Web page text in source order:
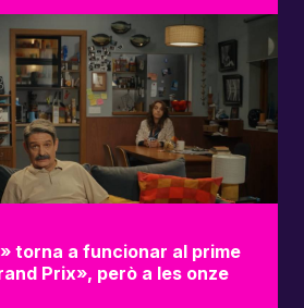
torna a funcionar al prime
Prix», però a les onze